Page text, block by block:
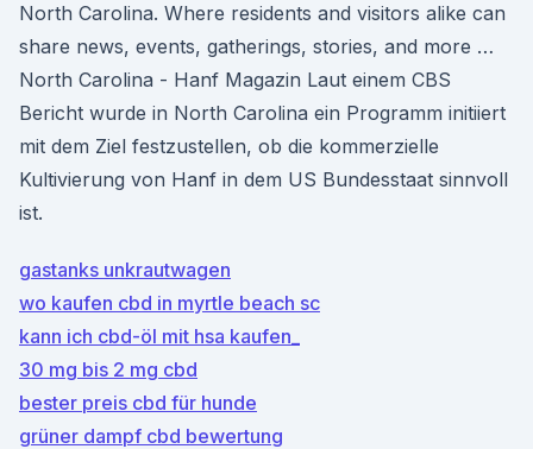
North Carolina. Where residents and visitors alike can
share news, events, gatherings, stories, and more …
North Carolina - Hanf Magazin Laut einem CBS
Bericht wurde in North Carolina ein Programm initiiert
mit dem Ziel festzustellen, ob die kommerzielle
Kultivierung von Hanf in dem US Bundesstaat sinnvoll
ist.
gastanks unkrautwagen
wo kaufen cbd in myrtle beach sc
kann ich cbd-öl mit hsa kaufen_
30 mg bis 2 mg cbd
bester preis cbd für hunde
grüner dampf cbd bewertung